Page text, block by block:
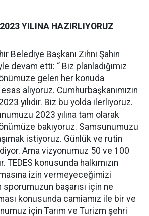
YILINA HAZIRLIYORUZ
Belediye Başkanı Zihni Şahin
devam etti: “ Biz planladığımız
gelen her konuda
esas alıyoruz. Cumhurbaşkanımızın
yılıdır. Biz bu yolda ilerliyoruz.
2023 yılına tam olarak
bakıyoruz. Samsunumuzu
istiyoruz. Günlük ve rutin
Ama vizyonumuz 50 ve 100
TEDES konusunda halkımızın
izin vermeyeceğimizi
sporumuzun başarısı için ne
konusunda camiamız ile bir ve
için Tarım ve Turizm şehri